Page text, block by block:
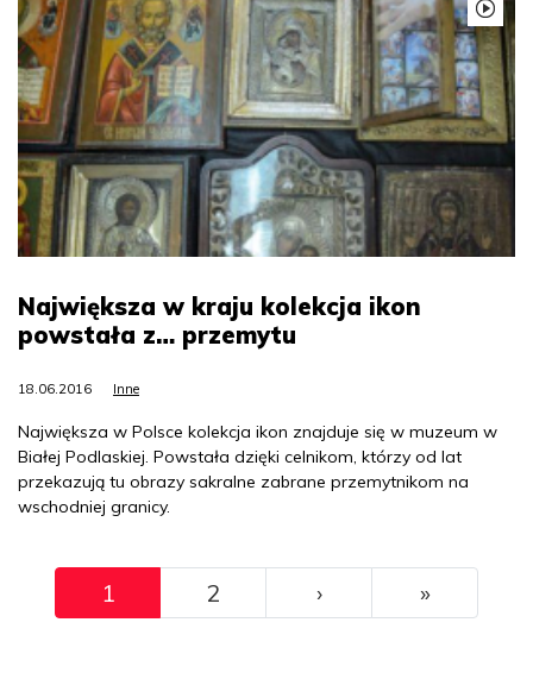
Największa w kraju kolekcja ikon
powstała z… przemytu
18.06.2016 Inne
Największa w Polsce kolekcja ikon znajduje się w muzeum w
Białej Podlaskiej. Powstała dzięki celnikom, którzy od lat
przekazują tu obrazy sakralne zabrane przemytnikom na
wschodniej granicy.
Pagination
1 2 ››› »Ostatni